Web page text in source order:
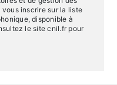
inscrire sur la liste
disponible à
le site cnil.fr pour